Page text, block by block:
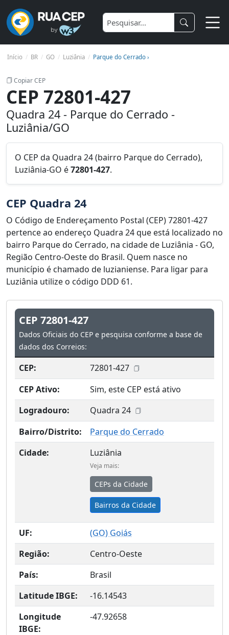
Início BR GO Luziânia Parque do Cerrado ›
Copiar CEP
CEP 72801-427
Quadra 24 - Parque do Cerrado -
Luziânia/GO
O CEP da Quadra 24 (bairro Parque do Cerrado),
Luziânia-GO é72801-427.
CEP Quadra 24
O Código de Endereçamento Postal (CEP) 72801-427
pertence ao endereço Quadra 24 que está localizado no
bairro Parque do Cerrado, na cidade de Luziânia - GO,
Região Centro-Oeste do Brasil. Quem nasce no
município é chamado de luzianiense. Para ligar para
Luziânia utilize o código DDD 61.
CEP 72801-427
Dados Oficiais do CEP e pesquisa conforme a base de
dados dos Correios:
CEP:
72801-427
CEP Ativo:
Sim, este CEP está ativo
Logradouro:
Quadra 24
Bairro/Distrito:
Parque do Cerrado
Cidade:
Luziânia
Veja mais:
CEPs da Cidade
Bairros da Cidade
UF: (GO) Goiás
Região:
Centro-Oeste
País:
Brasil
Latitude IBGE:
-16.14543
Longitude
IBGE:
-47.92658